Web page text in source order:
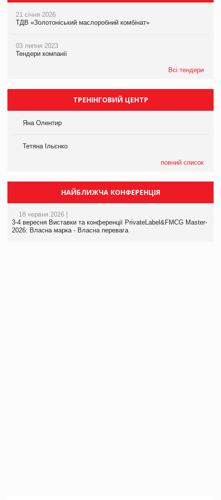
21 січня 2026
ТДВ «Золотоніський маслоробний комбінат»
03 липня 2023
Тендери компанії
Всі тендери
ТРЕНІНГОВИЙ ЦЕНТР
Яна Олентир
Тетяна Ільєнко
повний список
НАЙБЛИЖЧА КОНФЕРЕНЦІЯ
18 червня 2026 |
3-4 вересня Виставки та конференції PrivateLabel&FMCG Master-
2026: Власна марка - Власна перевага